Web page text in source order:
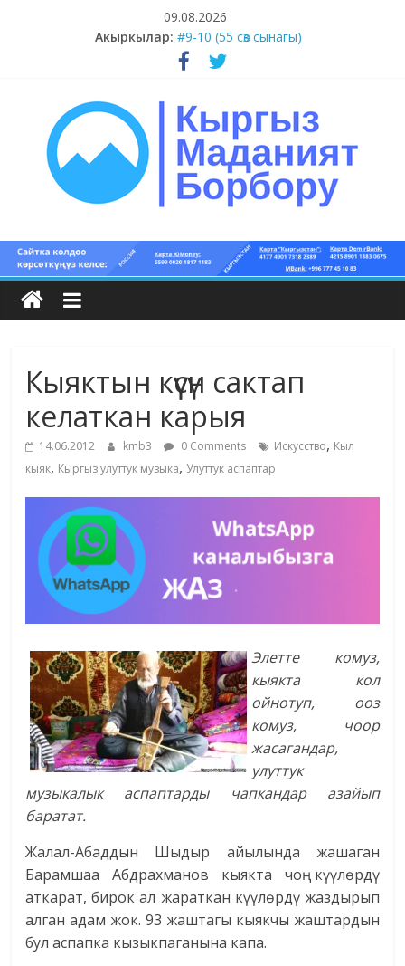
09.08.2026
Акыркылар:
#11-12 (55 сөз сынагы)
#9-10 (55 сөз сынагы)
#5-8 (55 сөз сынагы)
Кыргыз
маданият
Кыргыз
жана
адабияты
Кыяктын күүсүн сактап
келаткан карыя
14.06.2012 kmb3 0 Comments Искусство, Кыл
кыяк, Кыргыз улуттук музыка, Улуттук аспаптар
Элетте комуз,
кыякта кол
ойнотуп, ооз
комуз, чоор
жасагандар,
улуттук
музыкалык аспаптарды чапкандар азайып
баратат.
Жалал-Абаддын Шыдыр айылында жашаган
Барамшаа Абдрахманов кыякта чоң күүлөрдү
аткарат, бирок ал жараткан күүлөрдү жаздырып
алган адам жок. 93 жаштагы кыякчы жаштардын
бул аспапка кызыкпаганына капа.